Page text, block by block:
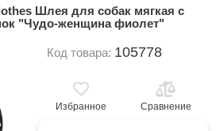
Шлея для собак мягкая c
"Чудо-женщина фиолет"
Код товара: 105778
Избранное Сравнение